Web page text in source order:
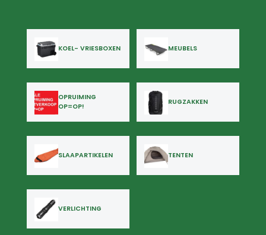
KOEL- VRIESBOXEN MEUBELS
OPRUIMING
OP=OP!
RUGZAKKEN
SLAAPARTIKELEN TENTEN
VERLICHTING